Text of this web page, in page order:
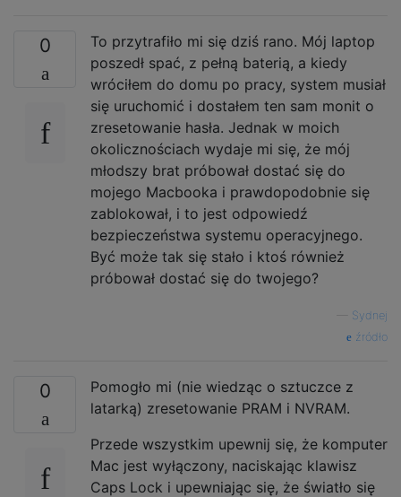
0
To przytrafiło mi się dziś rano. Mój laptop
poszedł spać, z pełną baterią, a kiedy
wróciłem do domu po pracy, system musiał
się uruchomić i dostałem ten sam monit o
zresetowanie hasła. Jednak w moich
okolicznościach wydaje mi się, że mój
młodszy brat próbował dostać się do
mojego Macbooka i prawdopodobnie się
zablokował, i to jest odpowiedź
bezpieczeństwa systemu operacyjnego.
Być może tak się stało i ktoś również
próbował dostać się do twojego?
Sydnej
źródło
0
Pomogło mi (nie wiedząc o sztuczce z
latarką) zresetowanie PRAM i NVRAM.
Przede wszystkim upewnij się, że komputer
Mac jest wyłączony, naciskając klawisz
Caps Lock i upewniając się, że światło się